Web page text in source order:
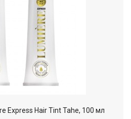
Express Hair Tint Tahe, 100 мл